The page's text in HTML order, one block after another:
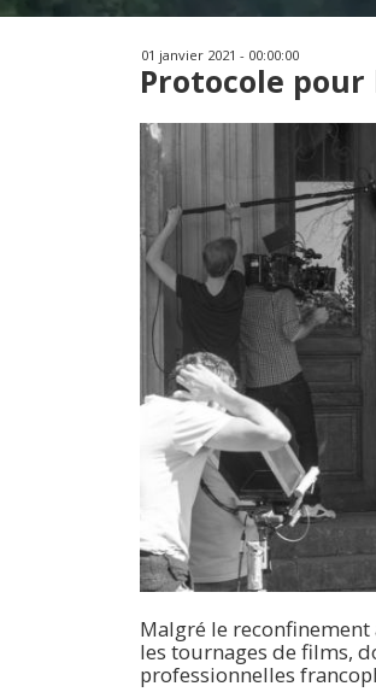
01 janvier 2021 - 00:00:00
Protocole
Malgré le
les tournages de films,
professionnelles